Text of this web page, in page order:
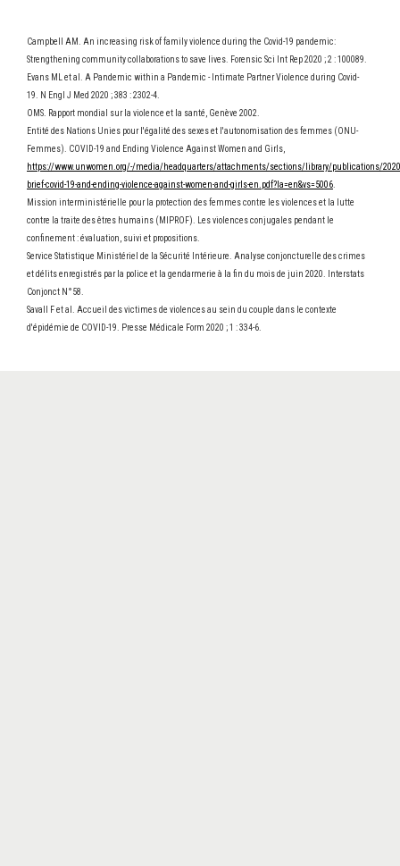
Campbell AM. An increasing risk of family violence during the Covid-19 pandemic:
Strengthening community collaborations to save lives. Forensic Sci Int Rep2020 ; 2 : 100089.
Evans ML et al. A Pandemic within a Pandemic - Intimate Partner Violence during Covid-
19.
N Engl J Med 2020 ; 383 : 2302-4.
OMS. Rapport mondial sur la violence et la santé, Genève 2002.
Entité des Nations Unies pour l'égalité des sexes et l'autonomisation des femmes (ONU-
Femmes). COVID-19 and Ending Violence Against Women and Girls,
https://www.unwomen.org/-/media/headquarters/attachments/sections/library/publications/
brief-covid-19-and-ending-violence-against-women-and-girls-en.pdf?la=en&vs=5006
Mission interministérielle pour la protection des femmes contre les violences et la lutte
contre la traite des êtres humains (MIPROF). Les violences conjugales pendant le
confinement : évaluation, suivi et propositions.
Service Statistique Ministériel de la Sécurité Intérieure. Analyse conjoncturelle des crimes
et délits enregistrés par la police et la gendarmerie à la fin du mois de juin 2020.
Interstats
Conjonct N°58
Savall F et al. Accueil des victimes de violences au sein du couple dans le contexte
d'épidémie de COVID-19. Presse Médicale Form 2020 ; 1 : 334-6.